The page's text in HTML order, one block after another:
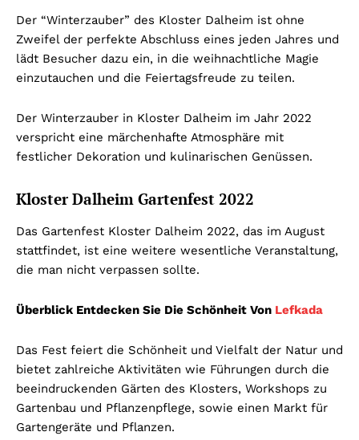
Der “Winterzauber” des Kloster Dalheim ist ohne
Zweifel der perfekte Abschluss eines jeden Jahres und
lädt Besucher dazu ein, in die weihnachtliche Magie
einzutauchen und die Feiertagsfreude zu teilen.
Der Winterzauber in Kloster Dalheim im Jahr 2022
verspricht eine märchenhafte Atmosphäre mit
festlicher Dekoration und kulinarischen Genüssen.
Kloster Dalheim Gartenfest 2022
Das Gartenfest Kloster Dalheim 2022, das im August
stattfindet, ist eine weitere wesentliche Veranstaltung,
die man nicht verpassen sollte.
Überblick Entdecken Sie Die Schönheit Von Lefkada
Das Fest feiert die Schönheit und Vielfalt der Natur und
bietet zahlreiche Aktivitäten wie Führungen durch die
beeindruckenden Gärten des Klosters, Workshops zu
Gartenbau und Pflanzenpflege, sowie einen Markt für
Gartengeräte und Pflanzen.